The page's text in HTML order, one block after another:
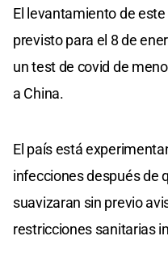
El levantamiento de
previsto para el 8 de
un test de covid de
a China.
El país está
infecciones después de
suavizaran sin previo
restricciones sanitarias